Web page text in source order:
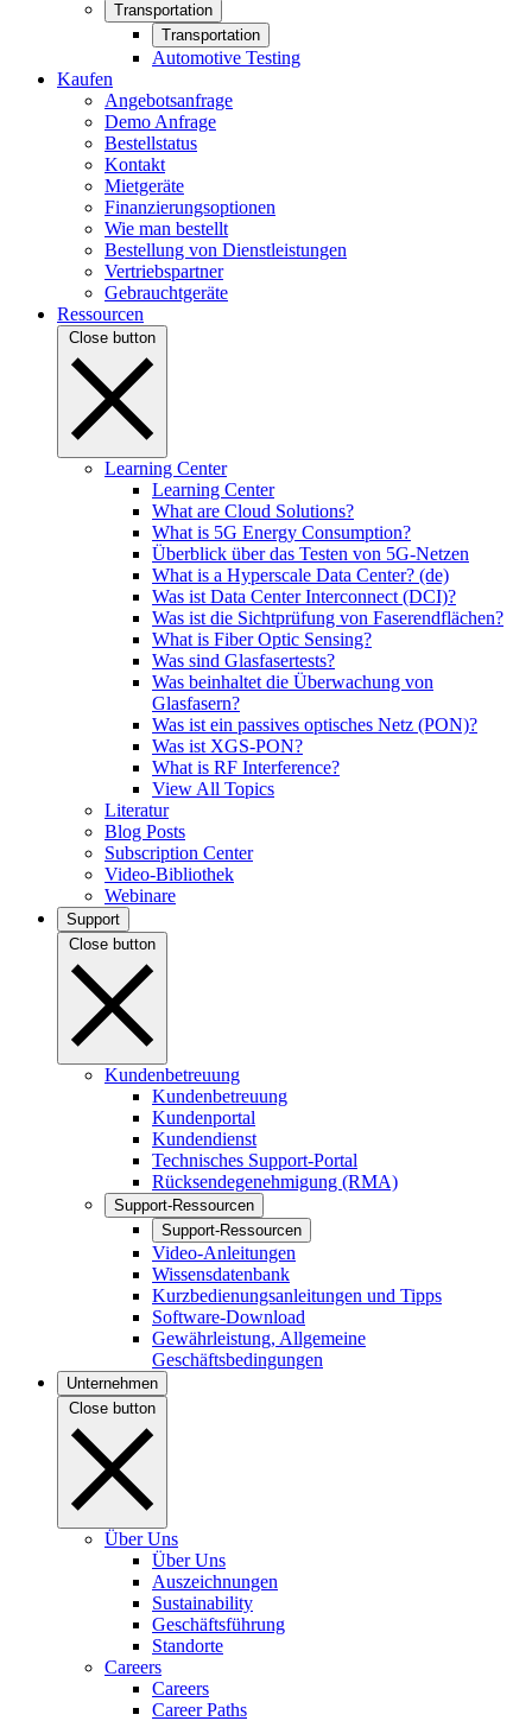
Transportation
Transportation
Automotive Testing
Kaufen
Angebotsanfrage
Demo Anfrage
Bestellstatus
Kontakt
Mietgeräte
Finanzierungsoptionen
Wie man bestellt
Bestellung von Dienstleistungen
Vertriebspartner
Gebrauchtgeräte
Ressourcen
Close button
Learning Center
Learning Center
What are Cloud Solutions?
What is 5G Energy Consumption?
Überblick über das Testen von 5G-Netzen
What is a Hyperscale Data Center? (de)
Was ist Data Center Interconnect (DCI)?
Was ist die Sichtprüfung von Faserendflächen?
What is Fiber Optic Sensing?
Was sind Glasfasertests?
Was beinhaltet die Überwachung von
Glasfasern?
Was ist ein passives optisches Netz (PON)?
Was ist XGS-PON?
What is RF Interference?
View All Topics
Literatur
Blog Posts
Subscription Center
Video-Bibliothek
Webinare
Support
Close button
Kundenbetreuung
Kundenbetreuung
Kundenportal
Kundendienst
Technisches Support-Portal
Rücksendegenehmigung (RMA)
Support-Ressourcen
Support-Ressourcen
Video-Anleitungen
Wissensdatenbank
Kurzbedienungsanleitungen und Tipps
Software-Download
Gewährleistung, Allgemeine
Geschäftsbedingungen
Unternehmen
Close button
Über Uns
Über Uns
Auszeichnungen
Sustainability
Geschäftsführung
Standorte
Careers
Careers
Career Paths